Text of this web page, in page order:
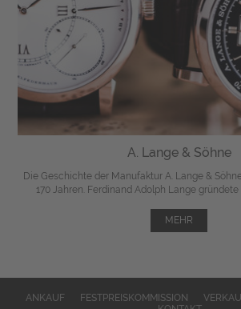
A. Lange & Söhne
Die Geschichte der Manufaktur A. Lange &
170 Jahren. Ferdinand Adolph Lange gründete
MEHR
ANKAUF FESTPREISKOMMISSION